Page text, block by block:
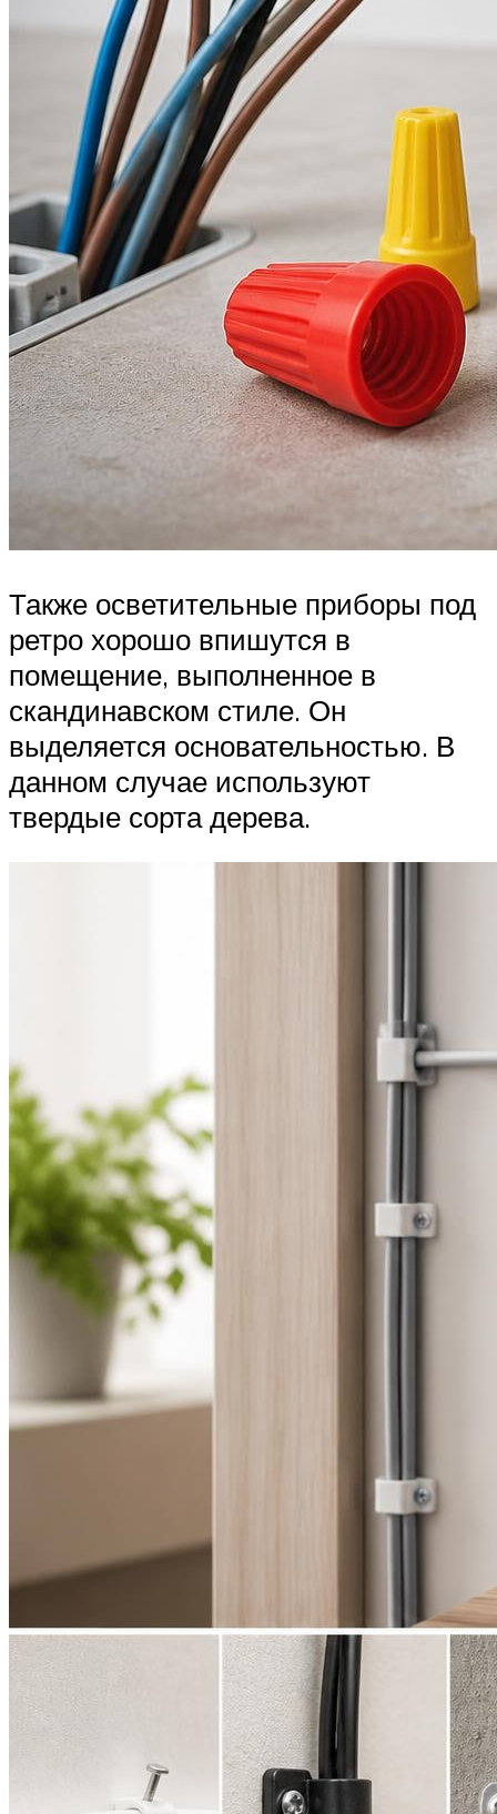
Также осветительные приборы под
ретро хорошо впишутся в
помещение, выполненное в
скандинавском стиле. Он
выделяется основательностью. В
данном случае используют
твердые сорта дерева.